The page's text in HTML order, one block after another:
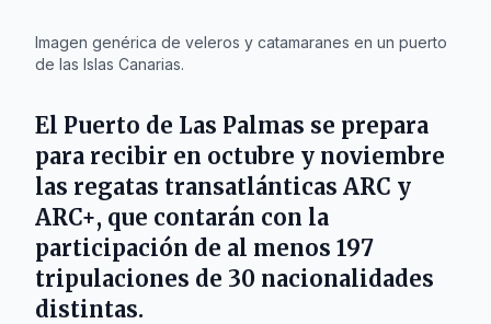
Imagen genérica de veleros y catamaranes en un puerto
de las Islas Canarias.
El Puerto de Las Palmas se prepara
para recibir en octubre y noviembre
las regatas transatlánticas ARC y
ARC+, que contarán con la
participación de al menos 197
tripulaciones de 30 nacionalidades
distintas.